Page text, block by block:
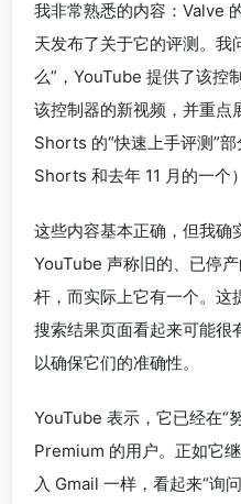
我非常熟悉的内容：Valve
天发布了关于它的评测。
么”，YouTube 提供了该控
该控制器的新视频，并重点
Shorts 的“快速上手评测”
Shorts 和去年 11 月的一个
这些内容基本正确，但我确
YouTube 声称旧的、已停
杆，而实际上它有一个。这
搜索结果页面看起来可能很
以确保它们的准确性。
YouTube 表示，它已经在“
Premium 的用户。正如它
入 Gmail 一样，看起来“询